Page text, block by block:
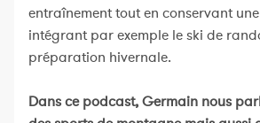
entraînement tout en conservant une
intégrant par exemple le ski de
préparation hivernale.
Dans ce podcast, Germain nous